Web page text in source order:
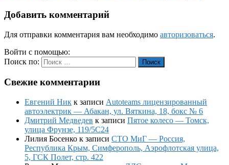
Добавить комментарий
Для отправки комментария вам необходимо авторизоваться.
Войти с помощью:
Поиск по:
Поиск
Свежие комментарии
Евгений Ник к записи Autoteams лицензированный
автоэлектрик — Абакан, ул. Вяткина, 18, бокс № 6
Дмитрий Медведев к записи Пятое колесо — Томск,
улица Фрунзе, 119/5С24
Лилия Босенко к записи СТО МиГ — Россия,
Республика Крым, Симферополь, Аэрофлотская улица,
5, ГСК Полет, стр. 422